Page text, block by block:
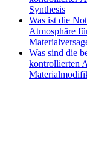
Synthesis
Was ist die
Atmosphäre
Was sind die
kontrollierten